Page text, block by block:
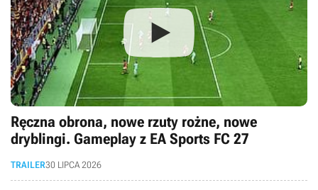
Ręczna obrona, nowe rzuty rożne, nowe
dryblingi. Gameplay z EA Sports FC 27
TRAILER30 LIPCA 2026